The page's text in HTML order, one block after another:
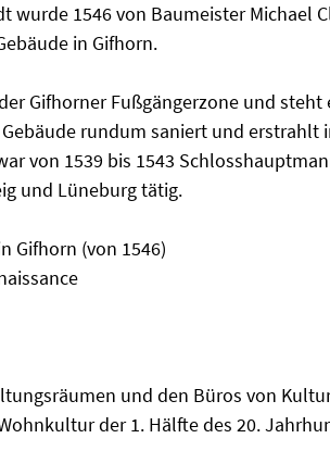
wurde 1546 von Baumeister Michael
in Gifhorn.
Gifhorner Fußgängerzone und
rundum saniert und erstrahlt
von 1539 bis 1543
und Lüneburg tätig.
Gifhorn (von 1546)
und den Büros von
der 1. Hälfte des 20.